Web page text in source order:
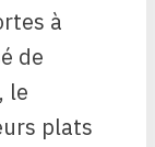
à
de
le
plats